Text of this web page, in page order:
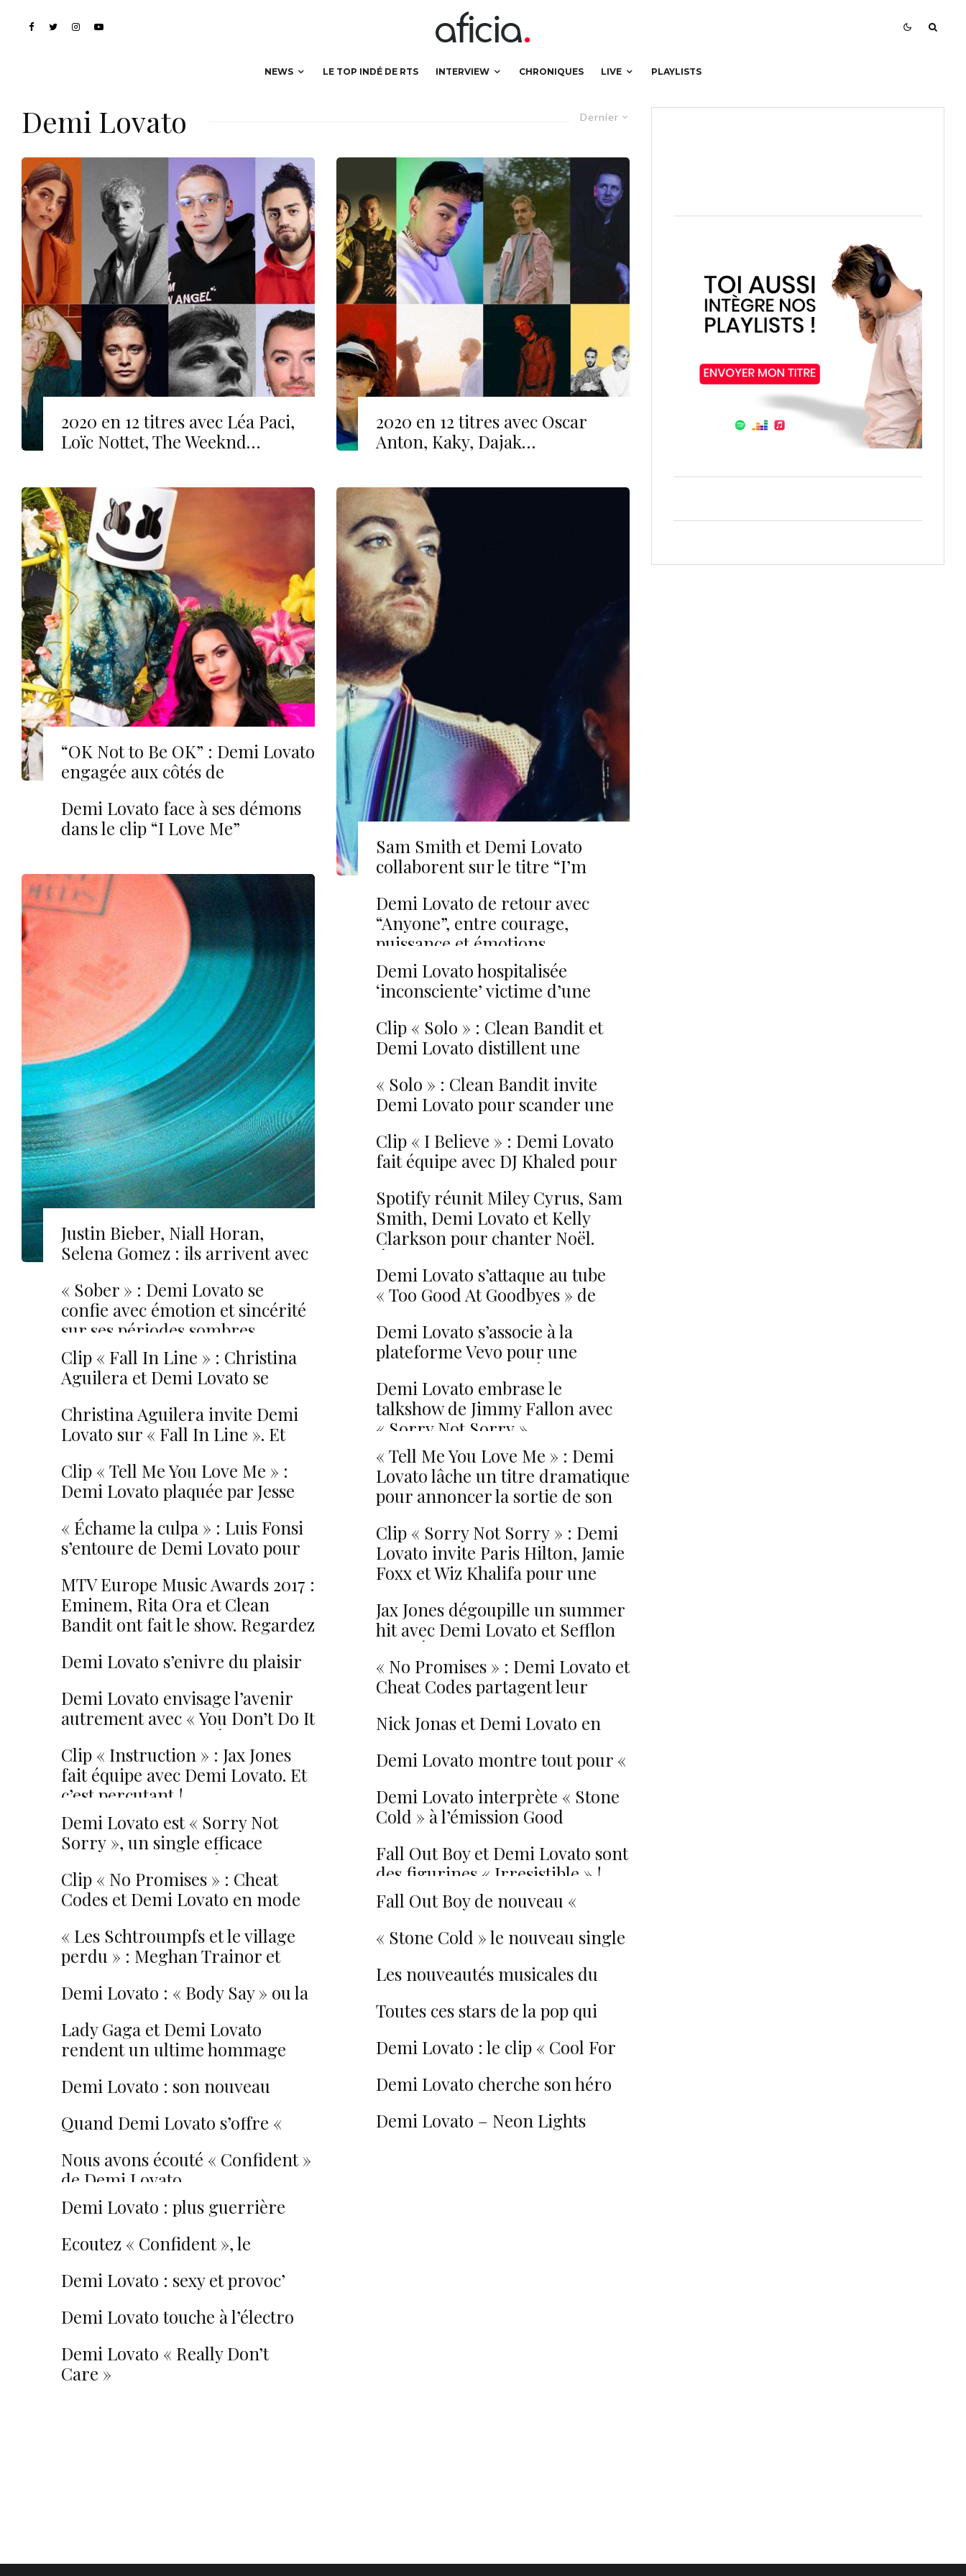
NEWS LE TOP INDÉ DE RTS INTERVIEW CHRONIQUES LIVE PLAYLISTS
Dernier
Demi Lovato
2020 en 12 titres avec Léa Paci,
Loïc Nottet, The Weeknd…
“OK Not to Be OK” : Demi Lovato
engagée aux côtés de
Demi Lovato face à ses démons
dans le clip “I Love Me”
Justin Bieber, Niall Horan,
Selena Gomez : ils arrivent avec
« Sober » : Demi Lovato se
confie avec émotion et sincérité
sur ses périodes sombres
Clip « Fall In Line » : Christina
Aguilera et Demi Lovato se
Christina Aguilera invite Demi
Lovato sur « Fall In Line ». Et
Clip « Tell Me You Love Me » :
Demi Lovato plaquée par Jesse
« Échame la culpa » : Luis Fonsi
s’entoure de Demi Lovato pour
MTV Europe Music Awards 2017 :
Eminem, Rita Ora et Clean
Bandit ont fait le show. Regardez
Demi Lovato s’enivre du plaisir
Demi Lovato envisage l’avenir
autrement avec « You Don’t Do It
Clip « Instruction » : Jax Jones
fait équipe avec Demi Lovato. Et
c’est percutant !
Demi Lovato est « Sorry Not
Sorry », un single efficace
Clip « No Promises » : Cheat
Codes et Demi Lovato en mode
« Les Schtroumpfs et le village
perdu » : Meghan Trainor et
Demi Lovato : « Body Say » ou la
Lady Gaga et Demi Lovato
rendent un ultime hommage
Demi Lovato : son nouveau
Quand Demi Lovato s’offre «
Nous avons écouté « Confident »
de Demi Lovato…
Demi Lovato : plus guerrière
Ecoutez « Confident », le
Demi Lovato : sexy et provoc’
Demi Lovato touche à l’électro
Demi Lovato « Really Don’t
Care »
2020 en 12 titres avec Oscar
Anton, Kaky, Dajak…
Sam Smith et Demi Lovato
collaborent sur le titre “I’m
Demi Lovato de retour avec
“Anyone”, entre courage,
puissance et émotions
Demi Lovato hospitalisée
‘inconsciente’ victime d’une
Clip « Solo » : Clean Bandit et
Demi Lovato distillent une
« Solo » : Clean Bandit invite
Demi Lovato pour scander une
Clip « I Believe » : Demi Lovato
fait équipe avec DJ Khaled pour
Spotify réunit Miley Cyrus, Sam
Smith, Demi Lovato et Kelly
Clarkson pour chanter Noël.
Demi Lovato s’attaque au tube
« Too Good At Goodbyes » de
Demi Lovato s’associe à la
plateforme Vevo pour une
Demi Lovato embrase le
talkshow de Jimmy Fallon avec
« Sorry Not Sorry »
« Tell Me You Love Me » : Demi
Lovato lâche un titre dramatique
pour annoncer la sortie de son
Clip « Sorry Not Sorry » : Demi
Lovato invite Paris Hilton, Jamie
Foxx et Wiz Khalifa pour une
Jax Jones dégoupille un summer
hit avec Demi Lovato et Sefflon
« No Promises » : Demi Lovato et
Cheat Codes partagent leur
Nick Jonas et Demi Lovato en
Demi Lovato montre tout pour «
Demi Lovato interprète « Stone
Cold » à l’émission Good
Fall Out Boy et Demi Lovato sont
des figurines « Irresistible » !
Fall Out Boy de nouveau «
« Stone Cold » le nouveau single
Les nouveautés musicales du
Toutes ces stars de la pop qui
Demi Lovato : le clip « Cool For
Demi Lovato cherche son héro
Demi Lovato – Neon Lights